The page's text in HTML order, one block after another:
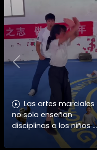
Las artes marciales
no solo enseñan
disciplinas a los niños y
niñas si no también ser
honorables #deporte
Previous